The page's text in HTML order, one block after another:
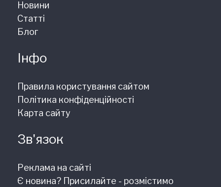
Новини
Статті
Блог
Інфо
Правила користування сайтом
Політика конфіденційності
Карта сайту
Зв'язок
Реклама на сайті
Є новина? Присилайте - розмістимо